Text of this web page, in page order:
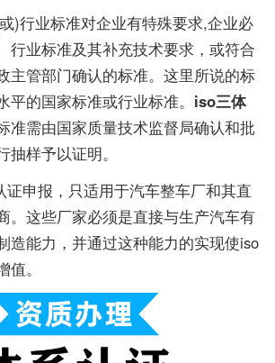
)行业标准对企业有特殊要求,企业必
行业标准及其补充技术要求，或符合
主管部门确认的标准。这里所说的标
平的国家标准或行业标准。 iso三体
准需由国家质量技术监督局确认和批
样予以证明。
证申报，只适用于汽车整车厂和其直
。这些厂家必须是直接与生产汽车有
造能力，并通过这种能力的实现使iso
值。